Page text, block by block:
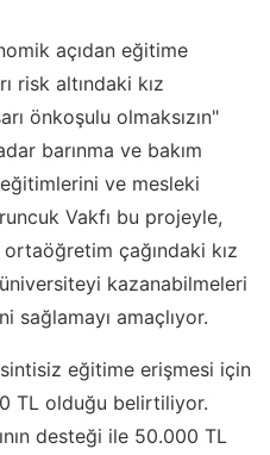
açıdan eğitime
risk altındaki kız
önkoşulu olmaksızın"
barınma ve bakım
ve mesleki
Vakfı bu projeyle,
çağındaki kız
kazanabilmeleri
sağlamayı amaçlıyor.
eğitime erişmesi için
TL olduğu belirtiliyor.
desteği ile 50.000 TL